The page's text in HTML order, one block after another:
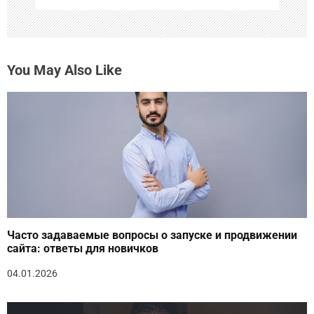
м
You May Also Like
Часто задаваемые вопросы о запуске и продвижении
сайта: ответы для новичков
04.01.2026